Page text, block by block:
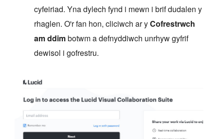
cyfeiriad. Yna dylech fynd i mewn i brif dudalen y
rhaglen. O'r fan hon, cliciwch ar yCofrestrwch
am ddimbotwm a defnyddiwch unrhyw gyfrif
dewisol i gofrestru.